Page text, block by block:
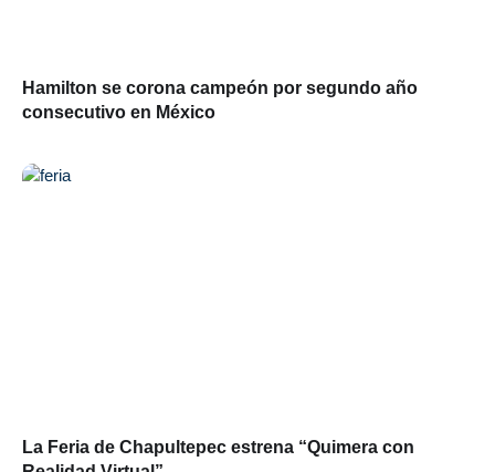
Hamilton se corona campeón por segundo año
consecutivo en México
La Feria de Chapultepec estrena “Quimera con